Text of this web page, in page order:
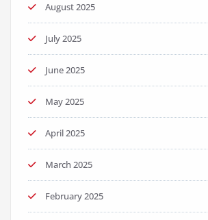
August 2025
July 2025
June 2025
May 2025
April 2025
March 2025
February 2025